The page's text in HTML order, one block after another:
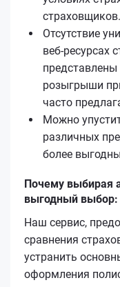
страховщиков.
Отсутствие
веб-ресурсах
розыгрыши
часто
Можно
различных
более
Почему выбирая
выгодный выбор:
Наш сервис,
сравнения
устранить
оформления